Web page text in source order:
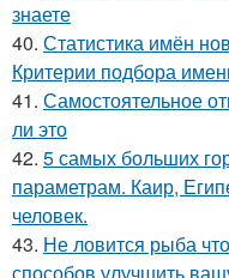
знаете
40. Статистика имён
Критерии подбора
41. Самостоятельное
ли это
42. 5 самых больших
параметрам. Каир,
человек.
43. Не ловится рыба
способов улучшить